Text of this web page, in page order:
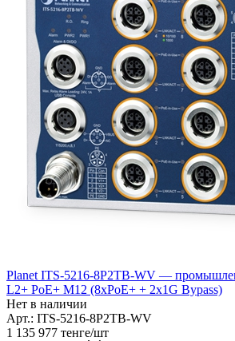
Planet ITS-5216-8P2TB-WV —
L2+ PoE+ M12 (8xPoE+ + 2x1G Bypass)
Нет в наличии
Арт.: ITS-5216-8P2TB-WV
1 135 977 тенге/шт